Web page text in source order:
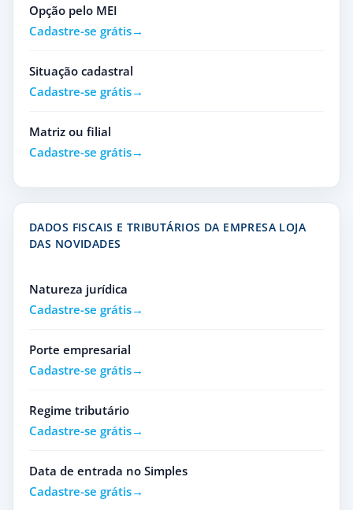
Opção pelo MEI
Cadastre-se grátis
Situação cadastral
Cadastre-se grátis
Matriz ou filial
Cadastre-se grátis
DADOS FISCAIS E TRIBUTÁRIOS DA EMPRESA LOJA
DAS NOVIDADES
Natureza jurídica
Cadastre-se grátis
Porte empresarial
Cadastre-se grátis
Regime tributário
Cadastre-se grátis
Data de entrada no Simples
Cadastre-se grátis